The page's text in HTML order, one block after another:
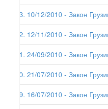
93. 10/12/2010 - Закон
92. 12/11/2010 - Закон
91. 24/09/2010 - Закон
90. 21/07/2010 - Закон
89. 16/07/2010 - Закон